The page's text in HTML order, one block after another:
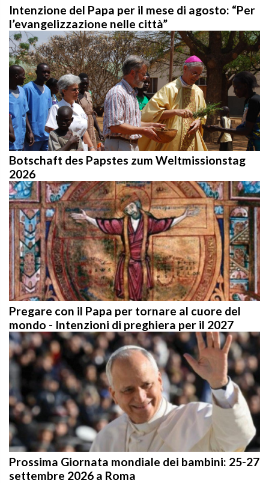
Intenzione del Papa per il mese di agosto: “Per
l’evangelizzazione nelle città”
Botschaft des Papstes zum Weltmissionstag
2026
Pregare con il Papa per tornare al cuore del
mondo - Intenzioni di preghiera per il 2027
Prossima Giornata mondiale dei bambini: 25-27
settembre 2026 a Roma